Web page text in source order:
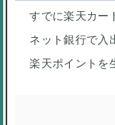
すでに楽天カー
ネット銀行で入
楽天ポイントを